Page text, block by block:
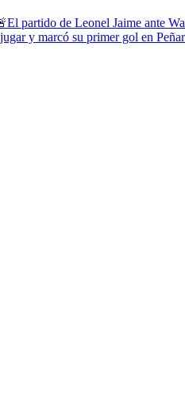
partido de Leonel Jaime ante
y marcó su primer gol en